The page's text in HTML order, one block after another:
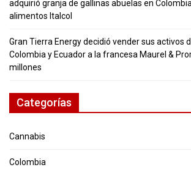
adquirió granja de gallinas abuelas en
alimentos Italcol
Gran Tierra Energy decidió vender sus activos
Colombia y Ecuador a la francesa Maurel &
millones
Categorías
Cannabis
Colombia